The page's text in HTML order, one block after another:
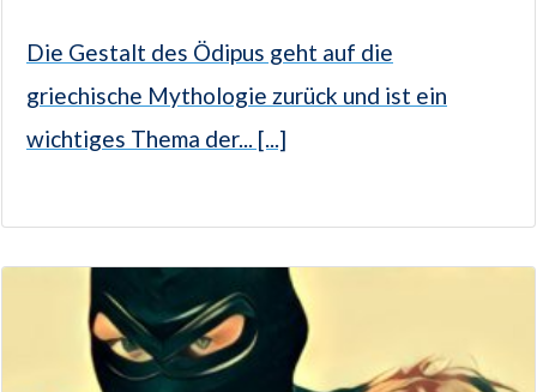
Die Gestalt des Ödipus geht auf die
griechische Mythologie zurück und ist ein
wichtiges Thema der... [...]